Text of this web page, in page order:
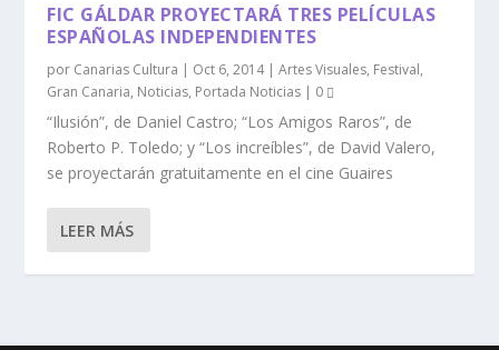
FIC GÁLDAR PROYECTARÁ TRES PELÍCULAS
ESPAÑOLAS INDEPENDIENTES
por Canarias Cultura | Oct 6, 2014|Artes Visuales, Festival,
Gran Canaria, Noticias, Portada Noticias | 0
“Ilusión”, de Daniel Castro; “Los Amigos Raros”, de
Roberto P. Toledo; y “Los increíbles”, de David Valero,
se proyectarán gratuitamente en el cine Guaires
LEER MÁS